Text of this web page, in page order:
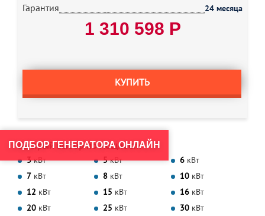
Гарантия 24 месяца
1 310 598 Р
КУПИТЬ
Быстрый выбор по мощности
3 кВт 5 кВт 6 кВт
7 кВт 8 кВт 10 кВт
12 кВт 15 кВт 16 кВт
20 кВт 25 кВт 30 кВт
ПОДБОР ГЕНЕРАТОРА ОНЛАЙН